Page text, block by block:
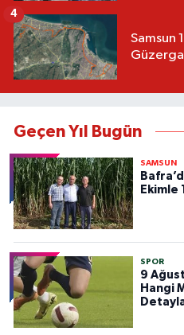
Samsun
4
Geçen Yıl Bugün
SAMSUN
Ekimle
SPOR
9
Hangi